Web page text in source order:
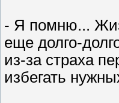
- Я помню...
еще долго-
из-за страха
избегать